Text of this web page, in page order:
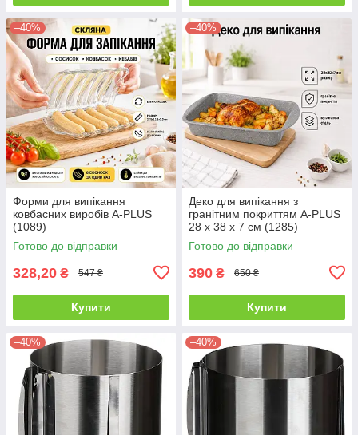
–40%
Форми для випікання
ковбасних виробів A-PLUS
(1089)
Готово до відправки
328,20 ₴ 547 ₴
Купити
–40%
Деко для випікання з
гранітним покриттям A-PLUS
28 х 38 х 7 см (1285)
Прямокутний
Готово до відправки
390 ₴ 650 ₴
Купити
–40% –40%